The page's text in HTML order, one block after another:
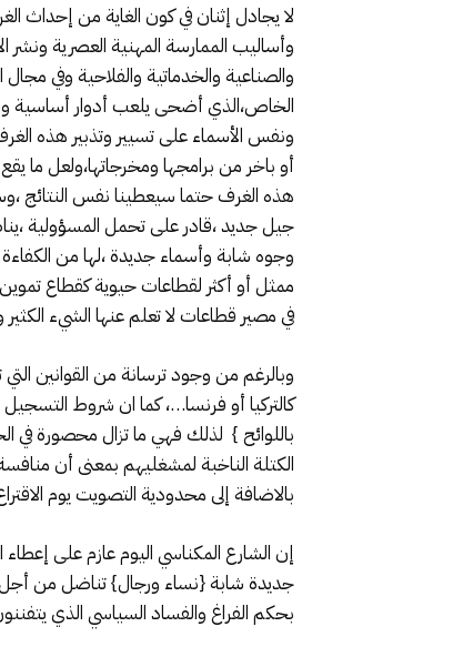
لا يجادل إثنان في كون الغاية من إحداث
وأساليب الممارسة المهنية العصرية ونشر
والصناعية والخدماتية والفلاحية وفي
الخاص،الذي أضحى يلعب أدوار أساسية
ونفس الأسماء على تسيير وتذبير هذه
أو باخر من برامجها ومخرجاتها،ولعل
هذه الغرف حتما سيعطينا نفس النتائج
جيل جديد ،قادر على تحمل المسؤولية
وجوه شابة وأسماء جديدة ،لها من
ممثل أو أكثر لقطاعات حيوية كقطاع
في مصير قطاعات لا تعلم عنها الشيء
وبالرغم من وجود ترسانة من القوانين
كالتركيا أو فرنسا…، كما ان شروط
باللوائح } لذلك فهي ما تزال محصورة في
الكتلة الناخبة لمشغليهم بمعنى أن
بالاضافة إلى محدودية التصويت يوم الاقتراع فهي في أحسن
جديدة شابة {نساء ورجال} تناضل من أجل
بحكم الفراغ والفساد السياسي الذي